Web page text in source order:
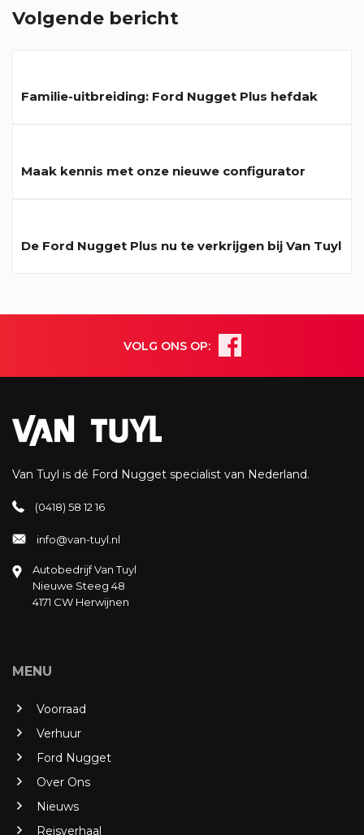
Volgende bericht
Familie-uitbreiding: Ford Nugget Plus hefdak
Maak kennis met onze nieuwe configurator
De Ford Nugget Plus nu te verkrijgen bij Van Tuyl
VOLG ONS OP:
Van Tuyl is dé Ford Nugget specialist van Nederland.
(0418) 58 12 16
info@van-tuyl.nl
Autobedrijf Van Tuyl
Nieuwe Steeg 48
4171 CW Herwijnen
MENU
Voorraad
Verhuur
Ford Nugget
Over Ons
Nieuws
Reisverhaal